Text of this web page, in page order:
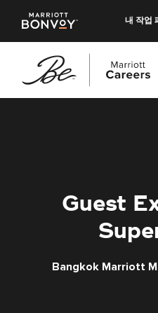
내 작업
Guest
Bangkok Marriott